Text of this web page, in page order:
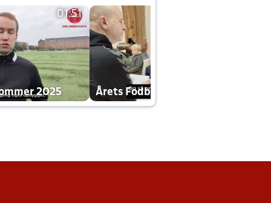
01:51
2025 Årets Fodboldklub 2025 mp4